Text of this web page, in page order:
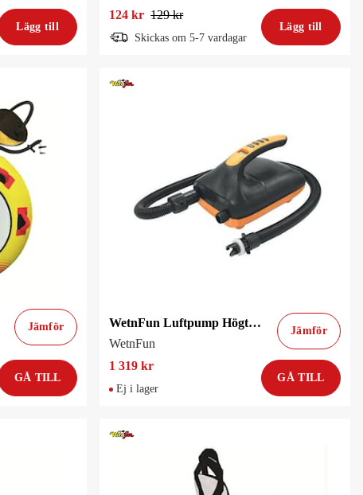
Lägg till
124 kr 129 kr
Skickas om 5-7 vardagar
Lägg till
Jämför
GÅ TILL
WetnFun Luftpump Högtryck 20Psi 12V
WetnFun
Jämför
1 319 kr
Ej i lager
GÅ TILL